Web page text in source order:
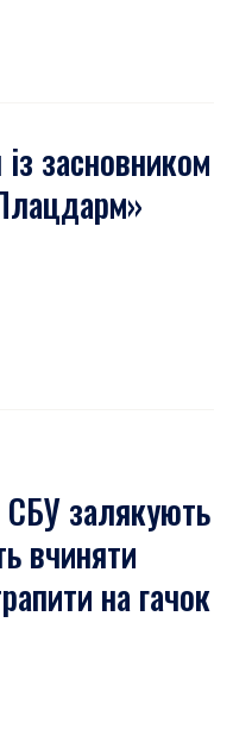
засновником
залякують
вчиняти
на гачок